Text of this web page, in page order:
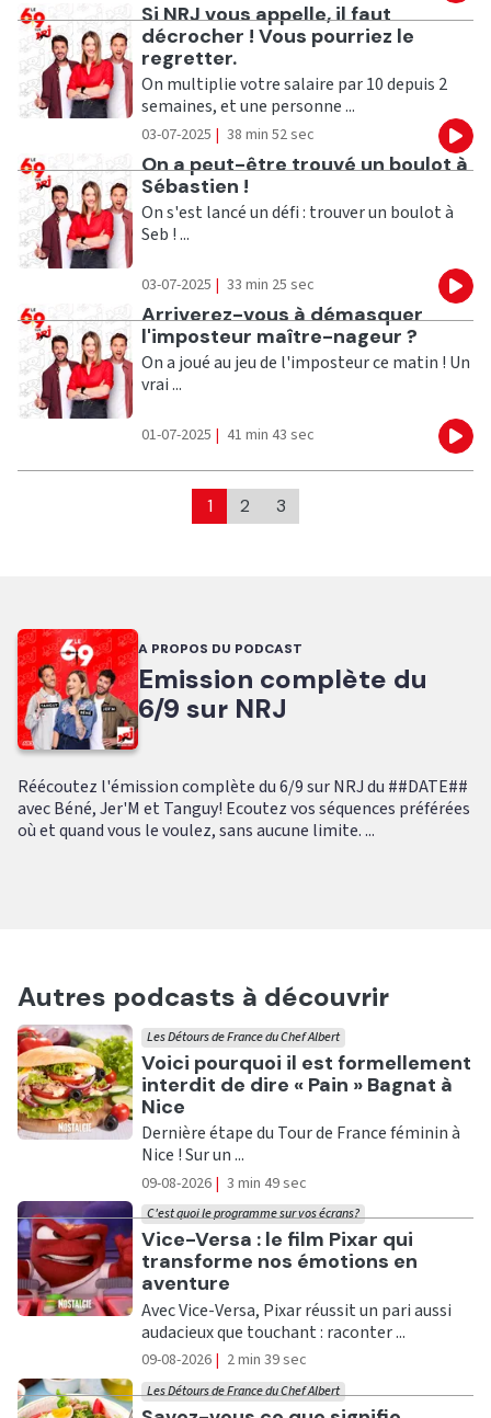
Ecouter
Si NRJ vous appelle, il faut
décrocher ! Vous pourriez le
regretter.
On multiplie votre salaire par 10 depuis 2
semaines, et une personne ...
03-07-2025 | 38 min 52 sec
Ecouter
On a peut-être trouvé un boulot à
Sébastien !
On s'est lancé un défi : trouver un boulot à
Seb ! ...
03-07-2025 | 33 min 25 sec
Ecouter
Arriverez-vous à démasquer
l'imposteur maître-nageur ?
On a joué au jeu de l'imposteur ce matin ! Un
vrai ...
01-07-2025 | 41 min 43 sec
1 2 3
A PROPOS DU PODCAST
Emission complète du
6/9 sur NRJ
Réécoutez l'émission complète du 6/9 sur NRJ du ##DATE##
avec Béné, Jer'M et Tanguy! Ecoutez vos séquences préférées
où et quand vous le voulez, sans aucune limite. ...
Autres podcasts à découvrir
Ecouter
Voici pourquoi il est formellement
interdit de dire « Pain » Bagnat à
Nice
Les Détours de France du Chef Albert
Dernière étape du Tour de France féminin à
Nice ! Sur un ...
09-08-2026 | 3 min 49 sec
Ecouter
Vice-Versa : le film Pixar qui
transforme nos émotions en
aventure
C'est quoi le programme sur vos écrans?
Avec Vice-Versa, Pixar réussit un pari aussi
audacieux que touchant : raconter ...
09-08-2026 | 2 min 39 sec
Les Détours de France du Chef Albert